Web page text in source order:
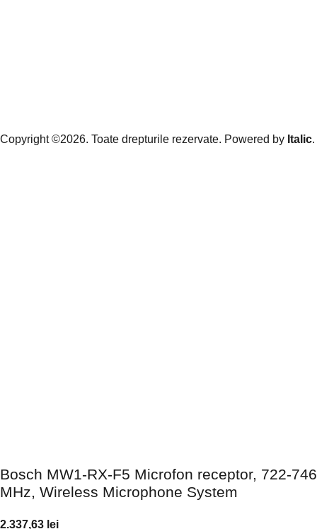
Copyright ©2026. Toate drepturile rezervate. Powered by Italic
Bosch MW1-RX-F5 Microfon receptor, 722-746
MHz, Wireless Microphone System
2.337,63 lei